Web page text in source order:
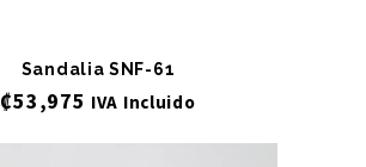
Sandalia SNF-61
₡53,975 IVA Incluido